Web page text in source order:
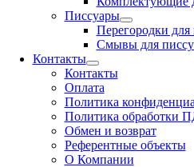
Писсуары
Перегородки для
Смывы для
Контакты
Контакты
Оплата
Политика
Политика обработки
Обмен и возврат
Референтные объекты
О Компании